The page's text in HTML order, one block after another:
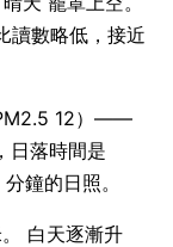
讀數略低，接近
PM2.5 12）——
日落時間是
鐘的日照。
白天逐漸升